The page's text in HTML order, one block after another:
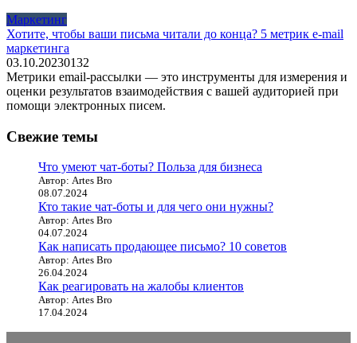
Маркетинг
Хотите, чтобы ваши письма читали до конца? 5 метрик e-mail
маркетинга
03.10.20230132
Метрики email-рассылки — это инструменты для измерения и
оценки результатов взаимодействия с вашей аудиторией при
помощи электронных писем.
Свежие темы
Что умеют чат-боты? Польза для бизнеса
Автор: Artes Bro
08.07.2024
Кто такие чат-боты и для чего они нужны?
Автор: Artes Bro
04.07.2024
Как написать продающее письмо? 10 советов
Автор: Artes Bro
26.04.2024
Как реагировать на жалобы клиентов
Автор: Artes Bro
17.04.2024